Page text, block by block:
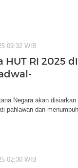
09:32 WIB
HUT RI 2025 di
Negara akan
pahlawan dan
02:30 WIB